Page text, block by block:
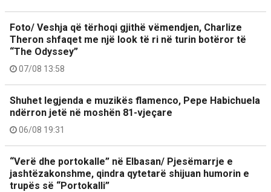
Foto/ Veshja që tërhoqi gjithë vëmendjen, Charlize
Theron shfaqet me një look të ri në turin botëror të
“The Odyssey”
07/08 13:58
Shuhet legjenda e muzikës flamenco, Pepe Habichuela
ndërron jetë në moshën 81-vjeçare
06/08 19:31
“Verë dhe portokalle” në Elbasan/ Pjesëmarrje e
jashtëzakonshme, qindra qytetarë shijuan humorin e
trupës së “Portokalli”